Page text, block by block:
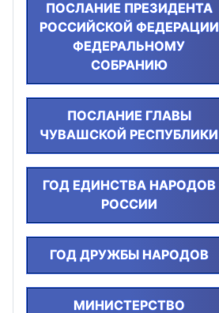
ПОСЛАНИЕ ПРЕЗИДЕНТА
РОССИЙСКОЙ ФЕДЕРАЦИИ
ФЕДЕРАЛЬНОМУ
СОБРАНИЮ
ПОСЛАНИЕ ГЛАВЫ
ЧУВАШСКОЙ РЕСПУБЛИКИ
ГОД ЕДИНСТВА НАРОДОВ
РОССИИ
ГОД ДРУЖБЫ НАРОДОВ
МИНИСТЕРСТВО